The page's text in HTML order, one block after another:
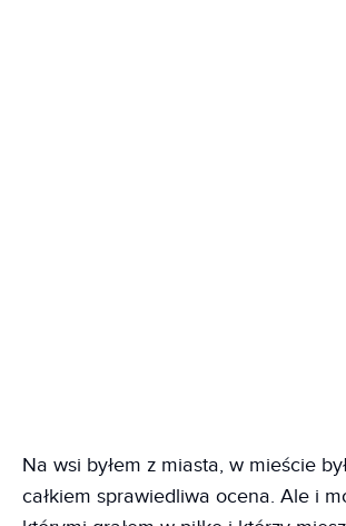
Na wsi byłem z miasta, w mieście
całkiem sprawiedliwa ocena. Ale i